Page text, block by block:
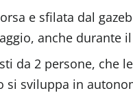
e sfilata dal
anche durante
da 2 persone, che
si sviluppa in